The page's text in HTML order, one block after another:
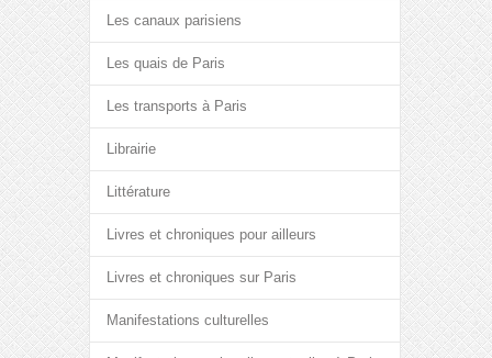
Les canaux parisiens
Les quais de Paris
Les transports à Paris
Librairie
Littérature
Livres et chroniques pour ailleurs
Livres et chroniques sur Paris
Manifestations culturelles